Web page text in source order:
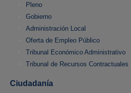
Pleno
Gobierno
Administración Local
Oferta de Empleo Público
Tribunal Económico Administrativo
Tribunal de Recursos Contractuales
Ciudadanía